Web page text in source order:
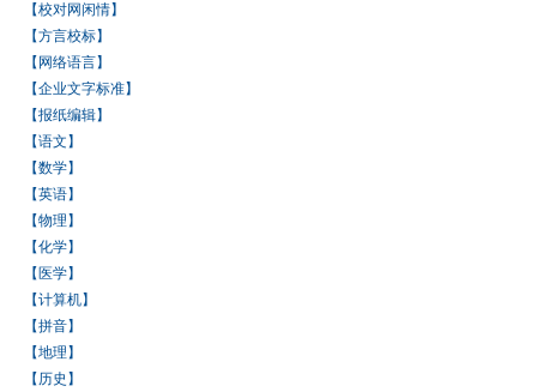
【校对网闲情】
【方言校标】
【网络语言】
【企业文字标准】
【报纸编辑】
【语文】
【数学】
【英语】
【物理】
【化学】
【医学】
【计算机】
【拼音】
【地理】
【历史】